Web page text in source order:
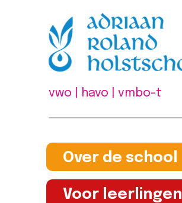
vwo | havo | vmbo-t
Over de school
Voor leerlingen